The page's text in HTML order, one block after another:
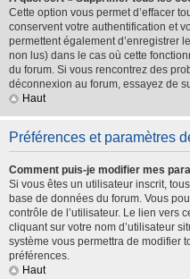
Cette option vous permet d’effacer
conservent votre authentification et
permettent également d’enregistrer
non lus) dans le cas où cette
du forum. Si vous rencontrez des
déconnexion au forum, essayez de
Haut
Préférences et paramètres
Comment puis-je modifier mes
Si vous êtes un utilisateur inscrit,
base de données du forum. Vous
contrôle de l’utilisateur. Le lien vers
cliquant sur votre nom d’utilisateur
système vous permettra de modifier
préférences.
Haut